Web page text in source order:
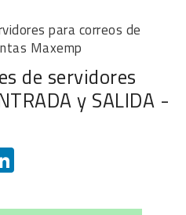
para correos de
Maxemp
de servidores
y SALIDA -